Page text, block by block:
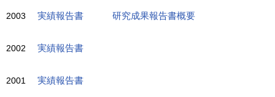
2003 実績報告書 研究成果報告書概要
2002 実績報告書
2001 実績報告書